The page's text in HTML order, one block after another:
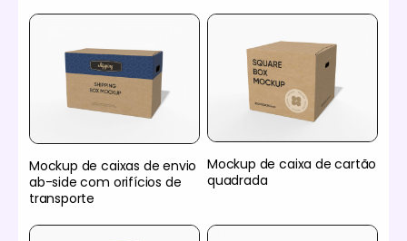
Mockup de caixas de envio
ab-side com orifícios de
transporte
Mockup de caixa de cartão
quadrada